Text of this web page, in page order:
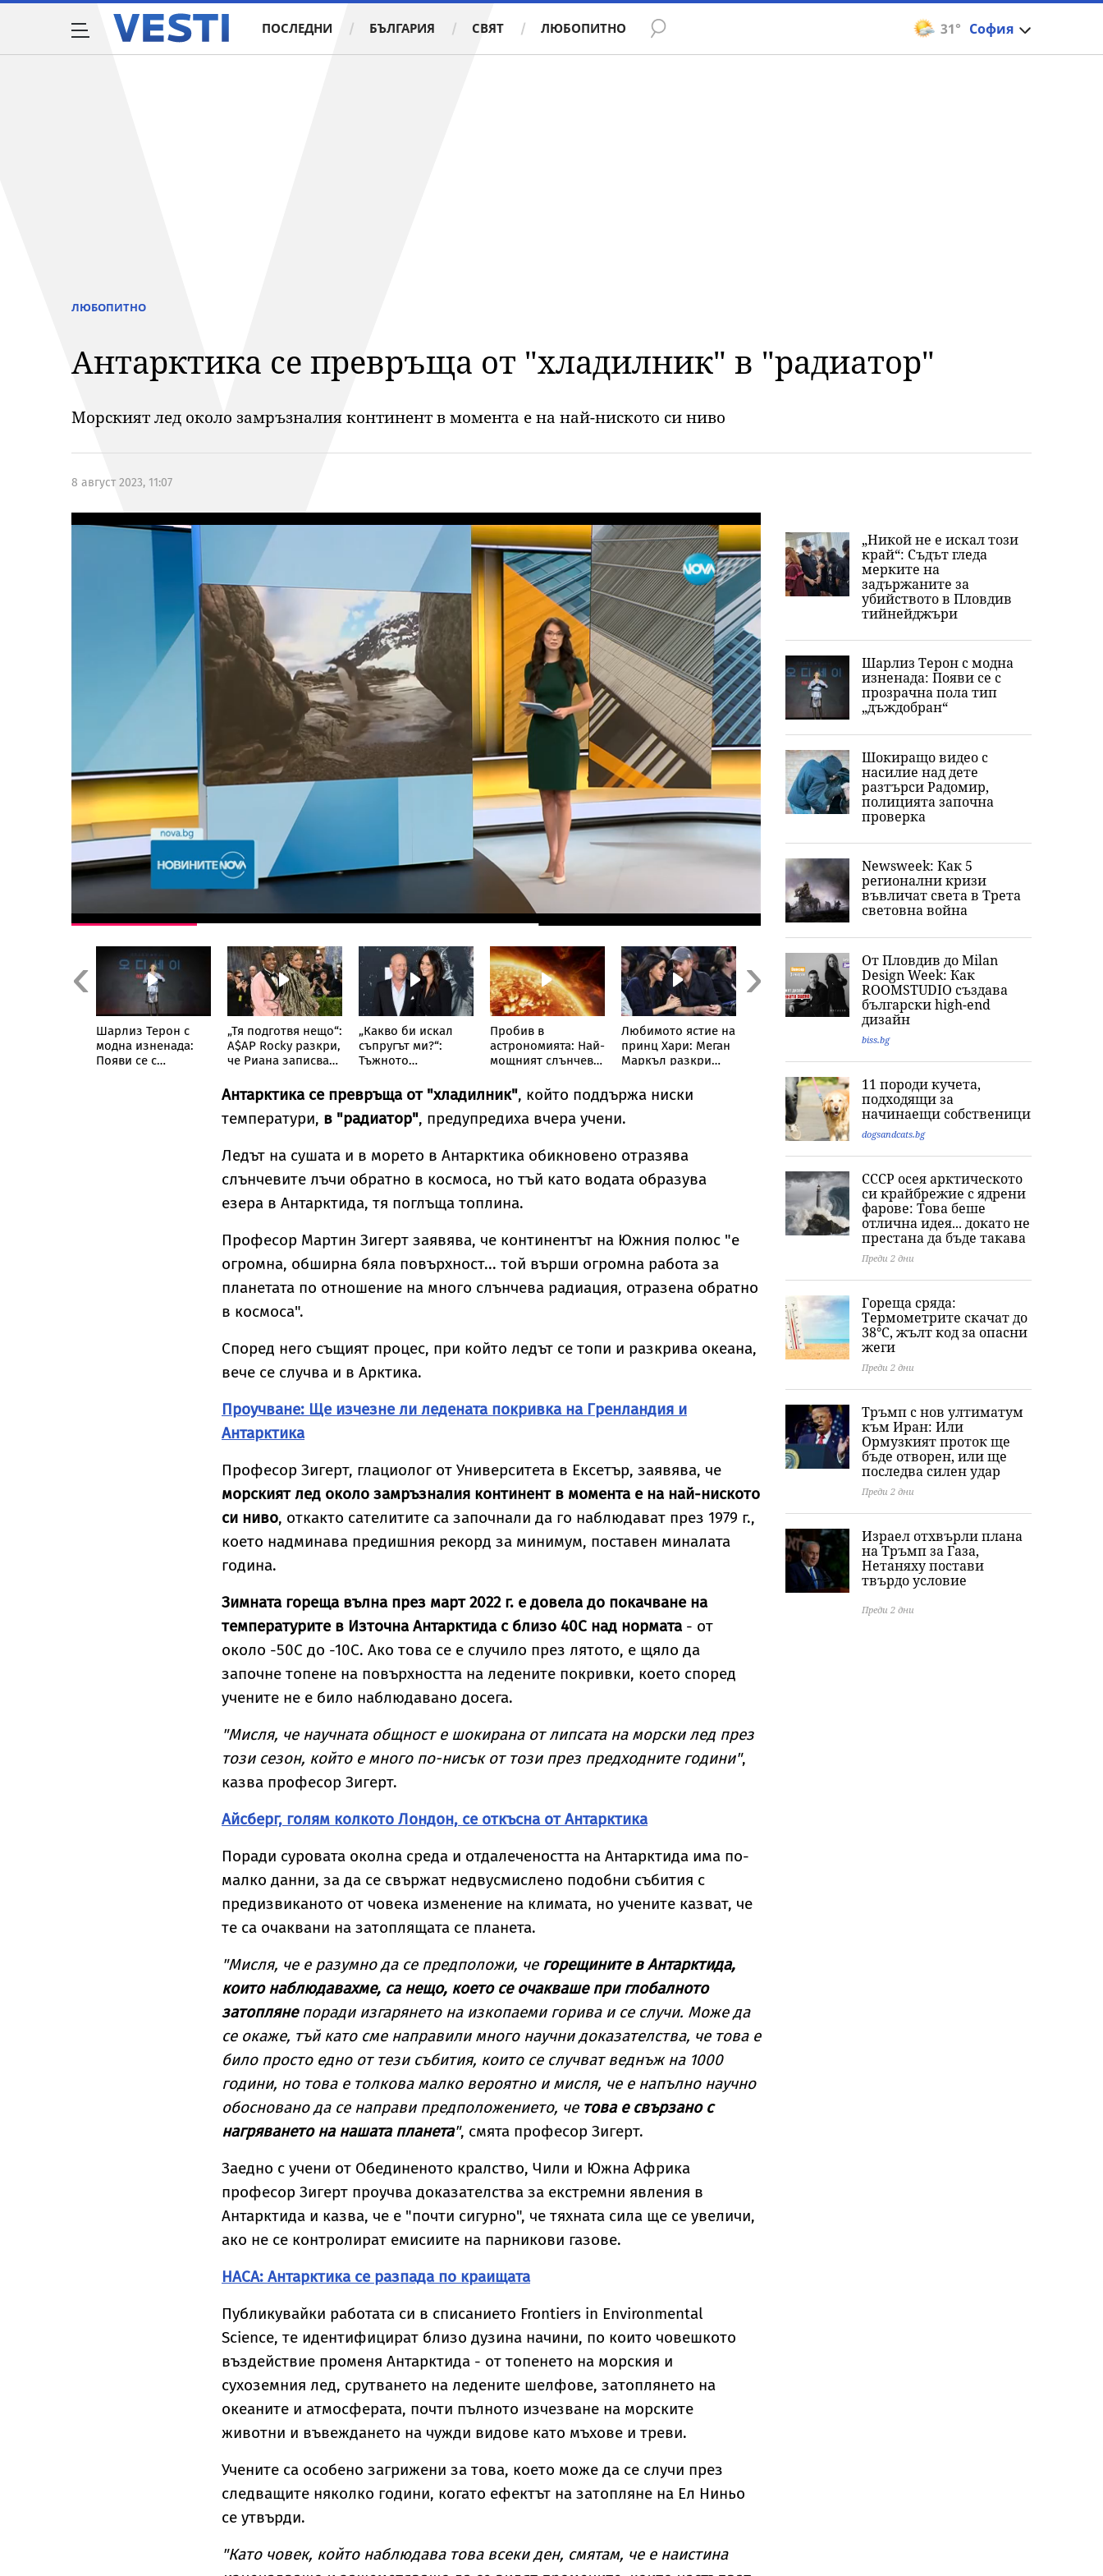
31° София
ПОСЛЕДНИ БЪЛГАРИЯ СВЯТ ЛЮБОПИТНО
ЛЮБОПИТНО
Антарктика се превръща от "хладилник" в "радиатор"
Морският лед около замръзналия континент в момента е на най-ниското си ниво
8 август 2023, 11:07
Previous
Шарлиз Терон с
модна изненада:
Появи се с
„Тя подготвя нещо“:
A$AP Rocky разкри,
че Риана записва
„Какво би искал
съпругът ми?“:
Тъжното
съпругата на Брус
Уилис след юбилея
ѝ
Пробив в
астрономията: Най-
мощният слънчев
невиждано досега
явление
Любимото ястие на
принц Хари: Меган
Маркъл разкри
дома им
„Обичам извивките
Кристиано
Роналдо отвърна
на критиките към
тялото ѝ
разпали мрежата:
Публикува снимка
Формула 1“ Люис
Хамилтън
думи и
Монро
Антарктика се превръща от "хладилник", който поддържа ниски
температури, в "радиатор", предупредиха вчера учени.
Ледът на сушата и в морето в Антарктика обикновено отразява
слънчевите лъчи обратно в космоса, но тъй като водата образува
езера в Антарктида, тя поглъща топлина.
Професор Мартин Зигерт заявява, че континентът на Южния полюс "е
огромна, обширна бяла повърхност... той върши огромна работа за
планетата по отношение на много слънчева радиация, отразена обратно
в космоса".
Според него същият процес, при който ледът се топи и разкрива океана,
вече се случва и в Арктика.
Проучване: Ще изчезне ли ледената покривка на Гренландия и
Антарктика
Професор Зигерт, глациолог от Университета в Ексетър, заявява, че
морският лед около замръзналия континент в момента е на най-ниското
си ниво, откакто сателитите са започнали да го наблюдават през 1979 г.,
което надминава предишния рекорд за минимум, поставен миналата
година.
Зимната гореща вълна през март 2022 г. е довела до покачване на
температурите в Източна Антарктида с близо 40С над нормата- от
около -50С до -10С. Ако това се е случило през лятото, е щяло да
започне топене на повърхността на ледените покривки, което според
учените не е било наблюдавано досега.
"Мисля, че научната общност е шокирана от липсата на морски лед през
този сезон, който е много по-нисък от този през предходните години",
казва професор Зигерт.
Айсберг, голям колкото Лондон, се откъсна от Антарктика
Поради суровата околна среда и отдалечеността на Антарктида има по-
малко данни, за да се свържат недвусмислено подобни събития с
предизвиканото от човека изменение на климата, но учените казват, че
те са очаквани на затоплящата се планета.
"Мисля, че е разумно да се предположи, че горещините в Антарктида,
които наблюдавахме, са нещо, което се очакваше при глобалното
затопляне поради изгарянето на изкопаеми горива и се случи. Може да
се окаже, тъй като сме направили много научни доказателства, че това е
било просто едно от тези събития, които се случват веднъж на 1000
години, но това е толкова малко вероятно и мисля, че е напълно научно
обосновано да се направи предположението, че това е свързано с
нагряването на нашата планета", смята професор Зигерт.
Заедно с учени от Обединеното кралство, Чили и Южна Африка
професор Зигерт проучва доказателства за екстремни явления в
Антарктида и казва, че е "почти сигурно", че тяхната сила ще се увеличи,
ако не се контролират емисиите на парникови газове.
НАСА: Антарктика се разпада по краищата
Публикувайки работата си в списанието Frontiers in Environmental
Science, те идентифицират близо дузина начини, по които човешкото
въздействие променя Антарктида - от топенето на морския и
сухоземния лед, срутването на ледените шелфове, затоплянето на
океаните и атмосферата, почти пълното изчезване на морските
животни и въвеждането на чужди видове като мъхове и треви.
Учените са особено загрижени за това, което може да се случи през
следващите няколко години, когато ефектът на затопляне на Ел Ниньо
се утвърди.
"Като човек, който наблюдава това всеки ден, смятам, че е наистина
„Никой не е искал този
край“: Съдът гледа
мерките на
задържаните за
убийството в Пловдив
тийнейджъри
Шарлиз Терон с модна
изненада: Появи се с
прозрачна пола тип
„дъждобран“
Шокиращо видео с
насилие над дете
разтърси Радомир,
полицията започна
проверка
Newsweek: Как 5
регионални кризи
въвличат света в Трета
световна война
От Пловдив до Milan
Design Week: Как
ROOMSTUDIO създава
български high-end
дизайн
biss.bg
11 породи кучета,
подходящи за
начинаещи собственици
dogsandcats.bg
СССР осея арктическото
си крайбрежие с ядрени
фарове: Това беше
отлична идея... докато не
престана да бъде такава
Преди 2 дни
Гореща сряда:
Термометрите скачат до
38°C, жълт код за опасни
жеги
Преди 2 дни
Тръмп с нов ултиматум
към Иран: Или
Ормузкият проток ще
бъде отворен, или ще
последва силен удар
Преди 2 дни
Израел отхвърли плана
на Тръмп за Газа,
Нетаняху постави
твърдо условие
Преди 2 дни